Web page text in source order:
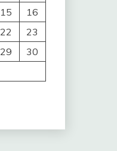
15
16
22
23
29
30